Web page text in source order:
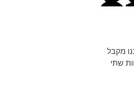
מקבל
שתי